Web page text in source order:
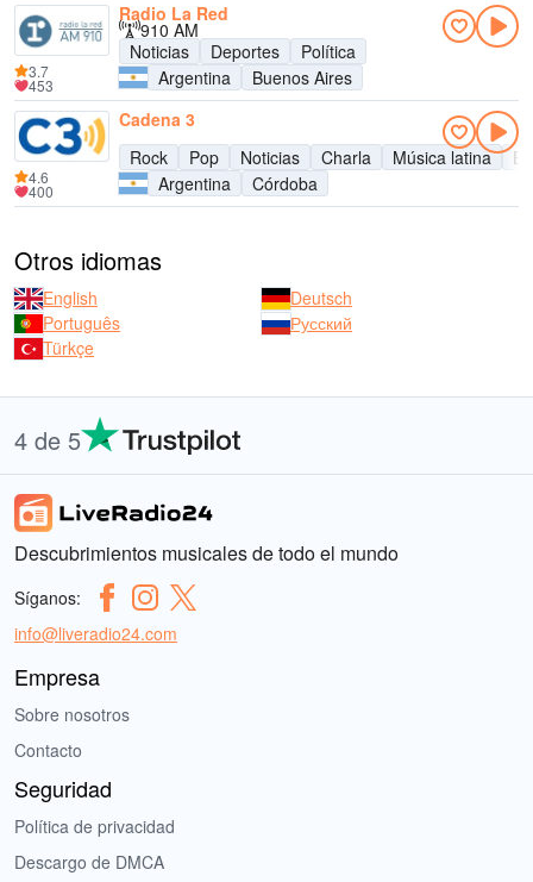
Radio La Red
910 AM
Noticias
Deportes
Política
Argentina
Buenos Aires
3.7
453
Cadena 3
Rock
Pop Noticias Charla Música latina
Argentina
Córdoba
4.6
400
Otros idiomas
English
Deutsch
Português
Русский
Türkçe
4 de 5
Descubrimientos musicales de todo el mundo
Síganos:
info@liveradio24.com
Empresa
Sobre nosotros
Contacto
Seguridad
Política de privacidad
Descargo de DMCA